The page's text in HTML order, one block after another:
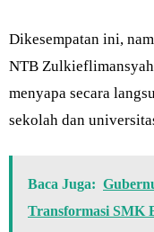
Dikesempatan ini,
NTB
menyapa secara
sekolah dan
Baca Juga:
Transformasi SMK